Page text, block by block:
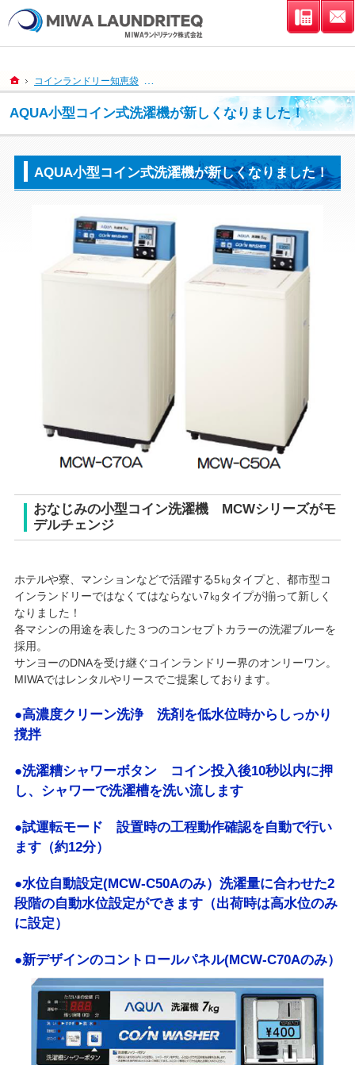
AQUA小型コイン式洗濯機が新しくなりました！
AQUA小型コイン式洗濯機が新しくなりました！
おなじみの小型コイン洗濯機 MCWシリーズがモ
デルチェンジ
ホテルや寮、マンションなどで活躍する5㎏タイプと、都市型コ
インランドリーではなくてはならない7㎏タイプが揃って新しく
なりました！
各マシンの用途を表した３つのコンセプトカラーの洗濯ブルーを
採用。
サンヨーのDNAを受け継ぐコインランドリー界のオンリーワン。
MIWAではレンタルやリースでご提案しております。
●高濃度クリーン洗浄 洗剤を低水位時からしっかり
撹拌
●洗濯糟シャワーボタン コイン投入後10秒以内に押
し、シャワーで洗濯槽を洗い流します
●試運転モード 設置時の工程動作確認を自動で行い
ます（約12分）
●水位自動設定(MCW-C50Aのみ）洗濯量に合わせた2
段階の自動水位設定ができます（出荷時は高水位のみ
に設定）
●新デザインのコントロールパネル(MCW-C70Aのみ）
連絡先
ホーム
コインランドリー知恵袋